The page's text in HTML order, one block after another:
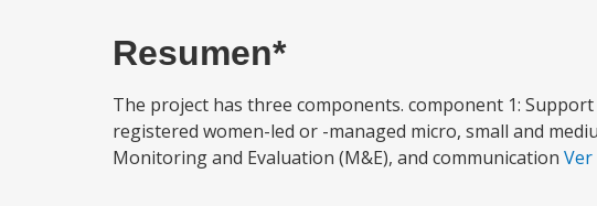
Resumen*
The project has three components. component 1:
registered women-led or -managed micro, small and
Monitoring and Evaluation (M&E), and communication Ver